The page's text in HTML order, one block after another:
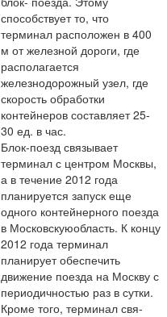
способствует то, что
терминал расположен в 400
м от железной дороги, где
рас­полагается
железнодорожный узел, где
скорость обработки
контейнеров составляет 25-
30 ед. в час.
Блок-поезд связывает
терминал с центром Мо­сквы,
а в течение 2012 года
планируется запуск еще
одного контейнерного поезда
в Московскуюобласть. К концу
2012 года терминал
планирует обеспечить
движение поезда на Москву с
перио­дичностью раз в сутки.
Кроме того, терминал свя­